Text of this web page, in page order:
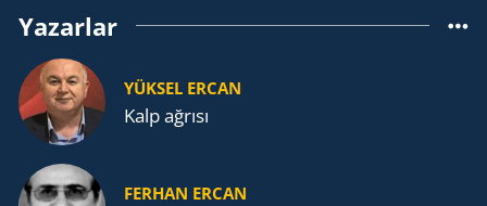
Yazarlar
YÜKSEL ERCAN
Kalp ağrısı
FERHAN ERCAN